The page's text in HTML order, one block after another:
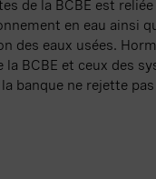
de la BCBE est
en eau ainsi
des eaux usées.
la BCBE et ceux des
banque ne rejette pas